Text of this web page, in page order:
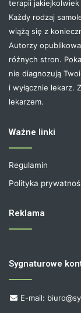
terapii
Każdy rodzaj
wiążą się z
Autorzy
różnych stron.
nie diagnozują
i wyłącznie lekarz.
lekarzem.
Ważne linki
Regulamin
Polityka
Reklama
Sygnaturowe
E-mail: